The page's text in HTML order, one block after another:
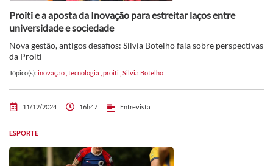
Proiti e a aposta da Inovação para estreitar laços entre
universidade e sociedade
Nova gestão, antigos desafios: Silvia Botelho fala sobre perspectivas
da Proiti
Tópico(s): inovação tecnologia proiti Silvia Botelho
11/12/2024 16h47 Entrevista
ESPORTE